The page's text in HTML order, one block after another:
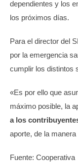
dependientes y los
los próximos días.
Para el director del
por la emergencia
cumplir los distintos
«Es por ello que
máximo posible, la
a los
aporte, de la
Fuente: Cooperativa